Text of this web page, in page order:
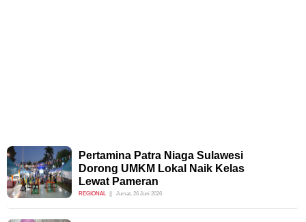
Pertamina Patra Niaga Sulawesi
Dorong UMKM Lokal Naik Kelas
Lewat Pameran
REGIONAL Jumat, 26 Juni 2026